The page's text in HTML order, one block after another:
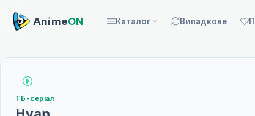
AnimeON Каталог Випадкове
ТБ-серіал